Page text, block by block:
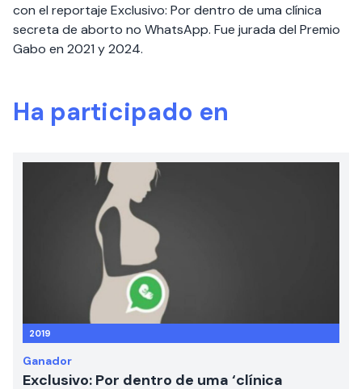
con el reportaje Exclusivo: Por dentro de uma clínica
secreta de aborto no WhatsApp. Fue jurada del Premio
Gabo en 2021 y 2024.
Ha participado en
2019
Ganador
Exclusivo: Por dentro de uma ‘clínica